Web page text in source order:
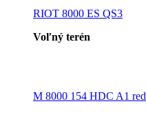
RIOT 8000 ES QS3
Voľný terén
M 8000 154 HDC A1 red